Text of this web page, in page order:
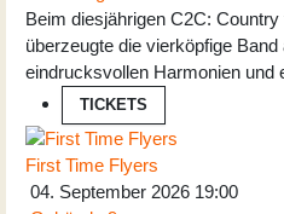
Beim diesjährigen C2C:
überzeugte die vierköpfige
eindrucksvollen Harmonien und
TICKETS
First Time Flyers
04. September 2026 19:00